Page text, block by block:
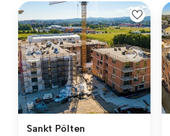
Sankt Pölten